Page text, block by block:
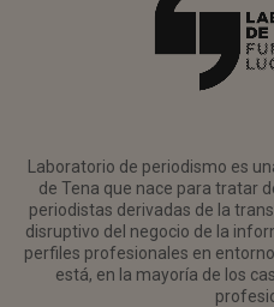
Laboratorio de periodismo es
de Tena que nace para tratar
periodistas derivadas de la
disruptivo del negocio de la
perfiles profesionales en
está, en la mayoría de los